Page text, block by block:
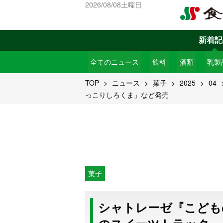
2026/08/08土曜日
新着
全てのニュース 飲料 酒類 乳製
TOP ニュース 菓子 2025
04
っこりしろくま」など発売
菓子
シャトレーゼ『こど